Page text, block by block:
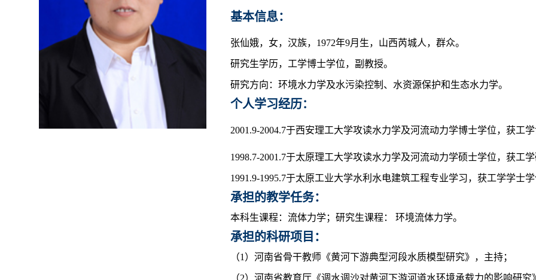
基本信息：
张仙娥，女，汉族，1972年9月生，山西芮城人，群众。
研究生学历，工学博士学位，副教授。
研究方向：环境水力学及水污染控制、水资源保护和生态水力学。
个人学习经历：
2001.9-2004.7于西安理工大学攻读水力学及河流动力学博士学位，获工学
1998.7-2001.7于太原理工大学攻读水力学及河流动力学硕士学位，获工学
1991.9-1995.7于太原工业大学水利水电建筑工程专业学习，获工学学士学
承担的教学任务：
本科生课程：流体力学；研究生课程： 环境流体力学。
承担的科研项目：
（1）河南省骨干教师《黄河下游典型河段水质模型研究》，主持；
（2）河南省教育厅《调水调沙对黄河下游河道水环境承载力的影响研究